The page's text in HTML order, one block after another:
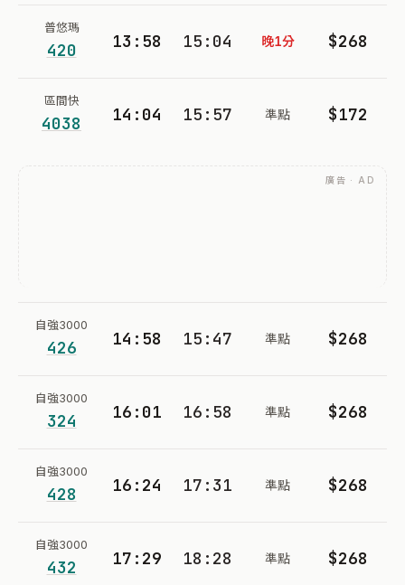
普悠瑪
420 13:58 15:04 晚1分 $268
區間快
4038 14:04 15:57 準點 $172
廣告 · AD
自強3000
426 14:58 15:47 準點 $268
自強3000
324 16:01 16:58 準點 $268
自強3000
428 16:24 17:31 準點 $268
自強3000
432 17:29 18:28 準點 $268